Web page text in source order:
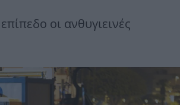
οι ανθυγιεινές